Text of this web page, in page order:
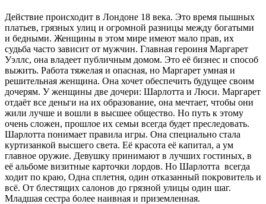
Действие происходит в Лондоне 18 века. Это время пышных
платьев, грязных улиц и огромной разницы между богатыми
и бедными. Женщины в этом мире имеют мало прав, их
судьба часто зависит от мужчин. Главная героиня Маргарет
Уэллс, она владеет публичным домом. Это её бизнес и способ
выжить. Работа тяжелая и опасная, но Маргарет умная и
решительная женщина. Она хочет обеспечить будущее своим
дочерям. У женщины две дочери: Шарлотта и Люси. Маргарет
отдаёт все деньги на их образование, она мечтает, чтобы они
жили лучше и вошли в высшее общество. Но путь к этому
очень сложен, прошлое их семьи всегда будет преследовать.
Шарлотта понимает правила игры. Она специально стала
куртизанкой высшего света. Её красота её капитал, а ум
главное оружие. Девушку принимают в лучших гостиных, в
её альбоме визитные карточки лордов. Но Шарлотта всегда
ходит по краю, Одна сплетня, один отказанный покровитель и
всё. От блестящих салонов до грязной улицы один шаг.
Младшая сестра более наивная и приземленная.